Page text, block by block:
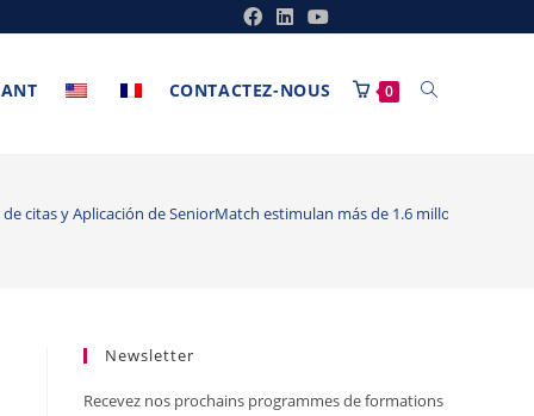
CONTACTEZ-NOUS 0
citas y Aplicación de SeniorMatch estimulan más de 1.6 millones de
Newsletter
Recevez nos prochains programmes de formations